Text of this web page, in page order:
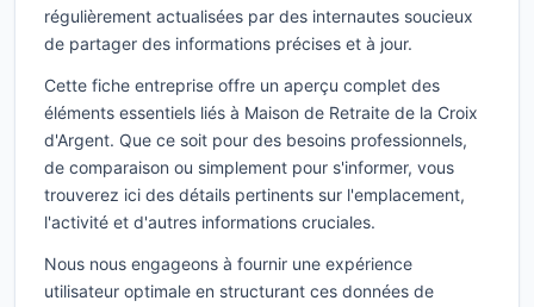
régulièrement actualisées par des internautes soucieux
de partager des informations précises et à jour.
Cette fiche entreprise offre un aperçu complet des
éléments essentiels liés à Maison de Retraite de la Croix
d'Argent. Que ce soit pour des besoins professionnels,
de comparaison ou simplement pour s'informer, vous
trouverez ici des détails pertinents sur l'emplacement,
l'activité et d'autres informations cruciales.
Nous nous engageons à fournir une expérience
utilisateur optimale en structurant ces données de